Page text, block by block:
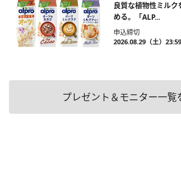
良質な植物性ミル
める。「ALP...
申込締切
2026.08.29（土）
プレゼント＆モニター一覧